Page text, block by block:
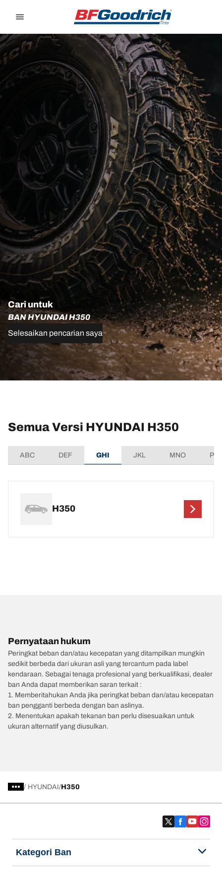
Cari untuk
BAN HYUNDAI H350
Selesaikan pencarian saya
Semua Versi HYUNDAI H350
ABC DEF GHI JKL MNO
H350
Pernyataan hukum
Peringkat beban dan/atau kecepatan yang ditampilkan mungkin
sedikit berbeda dari ukuran asli yang tercantum pada label
kendaraan. Sebagai tenaga profesional yang berkualifikasi, dealer
ban Anda dapat memberikan saran terkait :
1. Memberitahukan Anda jika peringkat beban dan/atau kecepatan
ban pengganti berbeda dengan ban aslinya.
2. Menentukan apakah tekanan ban perlu disesuaikan untuk
ukuran alternatif yang diusulkan.
/ HYUNDAI H350
Kategori Ban